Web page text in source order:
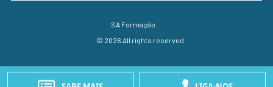
SA Formação
© 2026 All rights reserved